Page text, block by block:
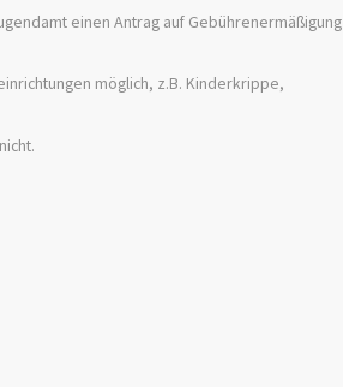
einen Antrag auf Gebührenermäßigung
möglich, z.B. Kinderkrippe,